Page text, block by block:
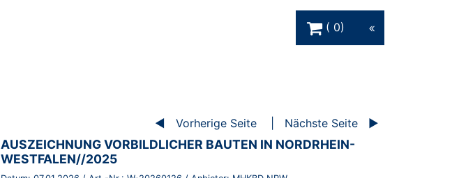
0
Vorherige Seite Nächste Seite
BROSCHÜRE:
AUSZEICHNUNG VORBILDLICHER BAUTEN IN NORDRHEIN-
WESTFALEN//2025